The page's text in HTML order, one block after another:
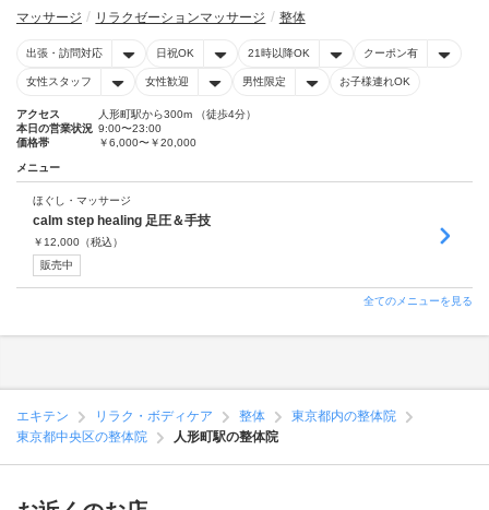
マッサージ リラクゼーションマッサージ 整体
出張・訪問対応 日祝OK 21時以降OK クーポン有
女性スタッフ 女性歓迎 男性限定 お子様連れOK
アクセス
人形町駅から300m （徒歩4分）
本日の営業状況 9:00〜23:00
価格帯
￥6,000〜￥20,000
メニュー
ほぐし・マッサージ
calm step healing 足圧＆手技
￥ 12,000 （税込）
販売中
全てのメニューを見る
エキテン リラク・ボディケア 整体
東京都内の整体院
東京都中央区の整体院
人形町駅の整体院